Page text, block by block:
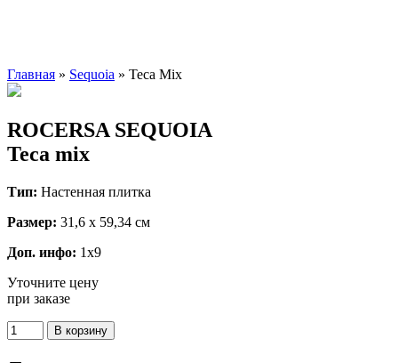
Главная » Sequoia » Teca Mix
ROCERSA SEQUOIA
Teca mix
Тип: Настенная плитка
Размер: 31,6 x 59,34 см
Доп. инфо: 1x9
Уточните цену
при заказе